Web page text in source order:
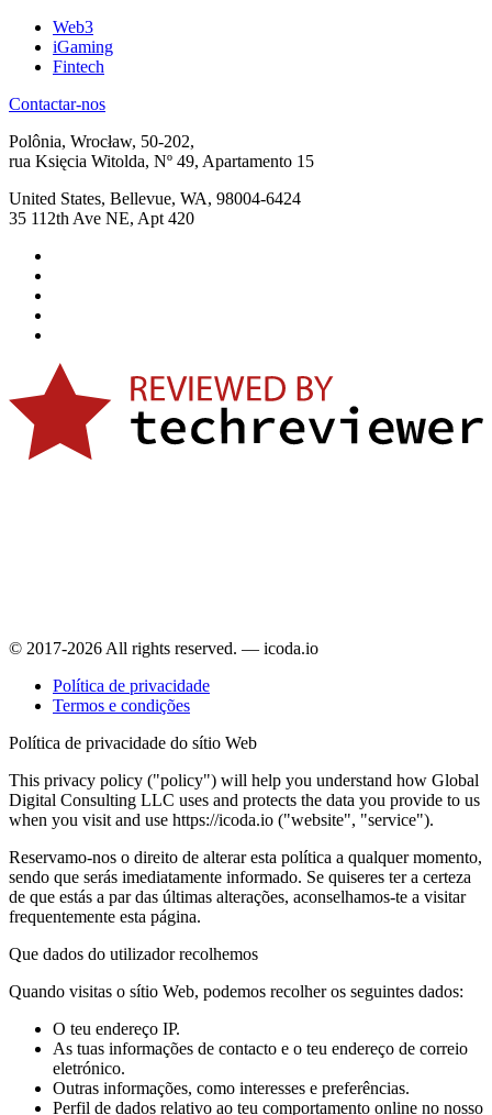
Web3
iGaming
Fintech
Contactar-nos
Polônia, Wrocław, 50-202,
rua Księcia Witolda, Nº 49, Apartamento 15
United States, Bellevue, WA, 98004-6424
35 112th Ave NE, Apt 420
© 2017-2026 All rights reserved. — icoda.io
Política de privacidade
Termos e condições
Política de privacidade do sítio Web
This privacy policy ("policy") will help you understand how Global
Digital Consulting LLC uses and protects the data you provide to us
when you visit and use https://icoda.io ("website", "service").
Reservamo-nos o direito de alterar esta política a qualquer momento,
sendo que serás imediatamente informado. Se quiseres ter a certeza
de que estás a par das últimas alterações, aconselhamos-te a visitar
frequentemente esta página.
Que dados do utilizador recolhemos
Quando visitas o sítio Web, podemos recolher os seguintes dados:
O teu endereço IP.
As tuas informações de contacto e o teu endereço de correio
eletrónico.
Outras informações, como interesses e preferências.
Perfil de dados relativo ao teu comportamento online no nosso